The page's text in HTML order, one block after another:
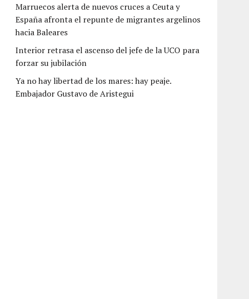
Marruecos alerta de nuevos cruces a Ceuta y
España afronta el repunte de migrantes argelinos
hacia Baleares
Interior retrasa el ascenso del jefe de la UCO para
forzar su jubilación
Ya no hay libertad de los mares: hay peaje.
Embajador Gustavo de Aristegui